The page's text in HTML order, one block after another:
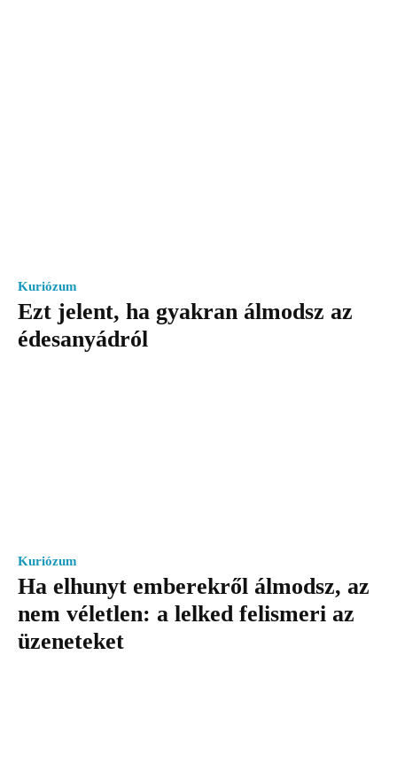
Kuriózum
Ezt jelent, ha gyakran álmodsz az
édesanyádról
Kuriózum
Ha elhunyt emberekről álmodsz, az
nem véletlen: a lelked felismeri az
üzeneteket